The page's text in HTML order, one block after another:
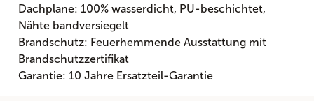
Dachplane: 100% wasserdicht, PU-beschichtet,
Nähte bandversiegelt
Brandschutz: Feuerhemmende Ausstattung mit
Brandschutzzertifikat
Garantie: 10 Jahre Ersatzteil-Garantie